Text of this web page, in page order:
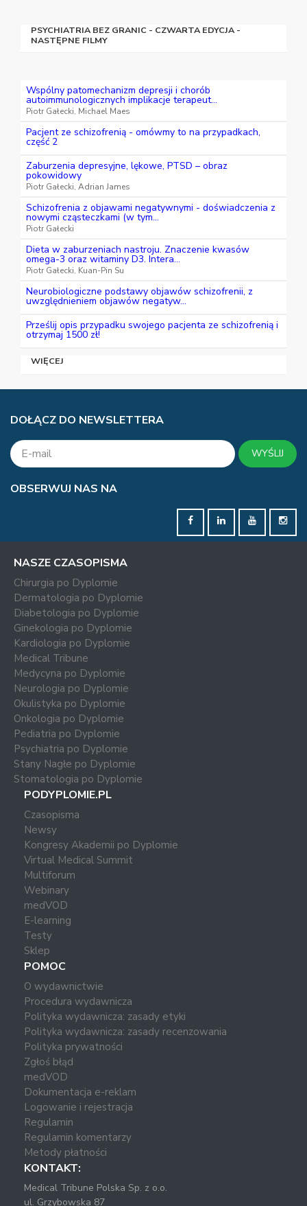
PSYCHIATRIA BEZ GRANIC - CZWARTA EDYCJA -
NASTĘPNE FILMY
Wspólny patomechanizm depresji i chorób
autoimmunologicznych implikacje terapeut...
Piotr Gałecki, Michael Maes
Pacjent ze schizofrenią - omówmy to na przypadkach,
część 2
Zaburzenia depresyjne, lękowe, PTSD – obraz
pokowidowy
Piotr Gałecki, Adrian James
Schizofrenia z objawami negatywnymi - doświadczenia z
nowymi cząsteczkami (w tym...
Piotr Gałecki
Dieta w zaburzeniach nastroju. Znaczenie kwasów
omega-3 oraz witaminy D3. Intera...
Piotr Gałecki, Kuan-Pin Su
Neurobiologiczne podstawy objawów schizofrenii, z
uwzględnieniem objawów negatyw...
Prześlij opis przypadku swojego pacjenta ze schizofrenią i
otrzymaj 1500 zł!
WIĘCEJ
DOŁĄCZ DO NEWSLETTERA
WYŚLIJ
OBSERWUJ NAS NA
NASZE CZASOPISMA
Chirurgia po Dyplomie
Dermatologia po Dyplomie
Diabetologia po Dyplomie
Ginekologia po Dyplomie
Kardiologia po Dyplomie
Medical Tribune
Medycyna po Dyplomie
Neurologia po Dyplomie
Okulistyka po Dyplomie
Onkologia po Dyplomie
Pediatria po Dyplomie
Psychiatria po Dyplomie
Stany Nagłe po Dyplomie
Stomatologia po Dyplomie
PODYPLOMIE.PL
Czasopisma
Newsy
Kongresy Akademii po Dyplomie
Virtual Medical Summit
Multiforum
Webinary
medVOD
E-learning
Testy
Sklep
POMOC
O wydawnictwie
Procedura wydawnicza
Polityka wydawnicza: zasady etyki
Polityka wydawnicza: zasady recenzowania
Polityka prywatności
Zgłoś błąd
medVOD
Dokumentacja e-reklam
Logowanie i rejestracja
Regulamin
Regulamin komentarzy
Metody płatności
KONTAKT:
Medical Tribune Polska Sp. z o.o.
ul. Grzybowska 87